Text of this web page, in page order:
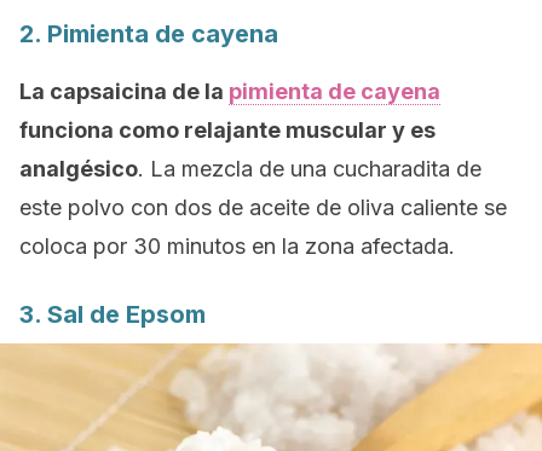
2. Pimienta de cayena
La capsaicina de la pimienta de cayena
funciona como relajante muscular y es
analgésico. La mezcla de una cucharadita de
este polvo con dos de aceite de oliva caliente se
coloca por 30 minutos en la zona afectada.
3. Sal de Epsom